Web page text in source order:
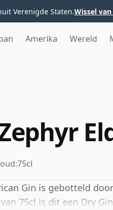
Verenigde Staten.Wissel
Amerika Wereld
75cl
Gin is gebotteld
75cl is dit een Dry